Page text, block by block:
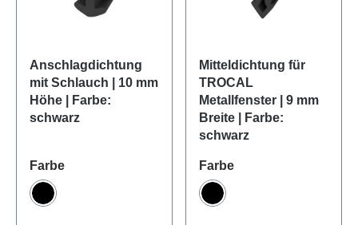
Anschlagdichtung
mit Schlauch | 10 mm
Höhe | Farbe:
schwarz
Farbeauswählen
Schwarz
Mitteldichtung für
TROCAL
Metallfenster | 9 mm
Breite | Farbe:
schwarz
Farbeauswählen
Schwarz